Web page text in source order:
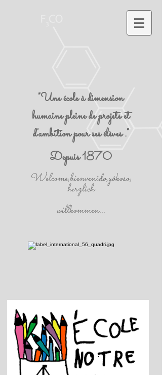
"Une école à dimension
humaine pleine de projets et
d'ambition pour ses élèves ."
Depuis 1870
Welcome,bienvenido,yôkoso,
herzlich
willkommen...